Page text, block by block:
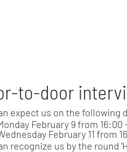
to-door
expect us on the following
February 9 from 16:00
February 11 from
recognize us by the round